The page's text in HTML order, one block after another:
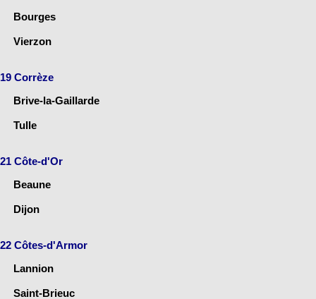
Bourges
Vierzon
19 Corrèze
Brive-la-Gaillarde
Tulle
21 Côte-d'Or
Beaune
Dijon
22 Côtes-d'Armor
Lannion
Saint-Brieuc